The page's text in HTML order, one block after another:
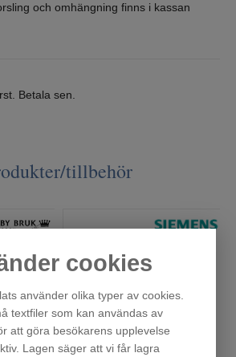
cookies
använder olika typer av cookies.
textfiler som kan användas av
att göra besökarens upplevelse
Lagen säger att vi får lagra
och omhängning finns i kassan
Betala sen.
tillbehör